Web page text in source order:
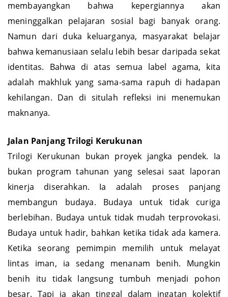
membayangkan bahwa kepergiannya akan
meninggalkan pelajaran sosial bagi banyak orang.
Namun dari duka keluarganya, masyarakat belajar
bahwa kemanusiaan selalu lebih besar daripada sekat
identitas. Bahwa di atas semua label agama, kita
adalah makhluk yang sama-sama rapuh di hadapan
kehilangan. Dan di situlah refleksi ini menemukan
Jalan Panjang Trilogi
Kerukunan
Trilogi Kerukunan bukan proyek jangka pendek. Ia
bukan program tahunan yang selesai saat laporan
kinerja diserahkan. Ia adalah proses panjang
membangun budaya. Budaya untuk tidak curiga
berlebihan. Budaya untuk tidak mudah terprovokasi.
Budaya untuk hadir, bahkan ketika tidak ada kamera.
Ketika seorang pemimpin memilih untuk melayat
lintas iman, ia sedang menanam benih. Mungkin
benih itu tidak langsung tumbuh menjadi pohon